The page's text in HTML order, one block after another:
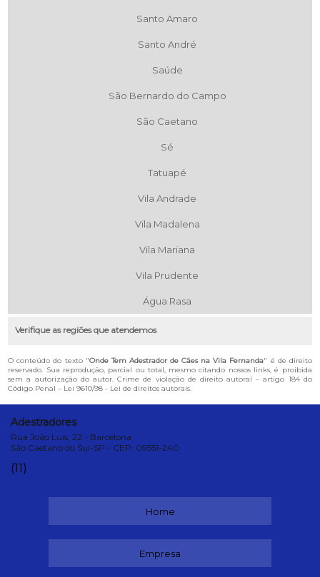
Santo Amaro
Santo André
Saúde
São Bernardo do Campo
São Caetano
Sé
Tatuapé
Vila Andrade
Vila Madalena
Vila Mariana
Vila Prudente
Água Rasa
Verifique as regiões que atendemos
O conteúdo do texto "Onde Tem Adestrador de Cães na Vila Fernanda" é de direito
reservado. Sua reprodução, parcial ou total, mesmo citando nossos links, é proibida
sem a autorização do autor. Crime de violação de direito autoral – artigo 184 do
Código Penal – Lei 9610/98 - Lei de direitos autorais.
Adestradores
Rua João Luís, 22 - Barcelona
São Caetano do Sul-SP - CEP: 09551-240
(11)
Home
Empresa